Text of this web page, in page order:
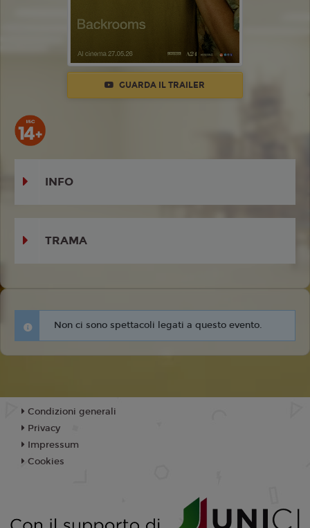
GUARDA IL TRAILER
INFO
TRAMA
Non ci sono spettacoli legati a questo evento.
Condizioni generali
Privacy
Impressum
Cookies